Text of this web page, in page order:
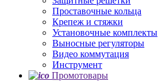
Проставочные кольца
Крепеж и стяжки
Установочные комплекты
Выносные регуляторы
Видео коммутация
Инструмент
Промотовары